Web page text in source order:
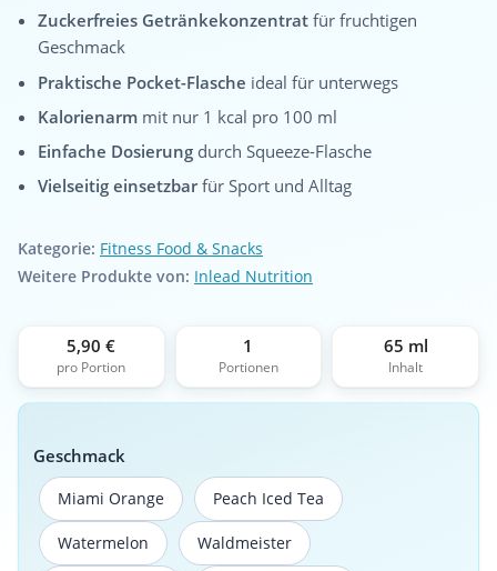
Zuckerfreies Getränkekonzentrat für fruchtigen
Geschmack
Praktische Pocket-Flasche ideal für unterwegs
Kalorienarm mit nur 1 kcal pro 100 ml
Einfache Dosierung durch Squeeze-Flasche
Vielseitig einsetzbarfür Sport und Alltag
Kategorie: Fitness Food & Snacks
Weitere Produkte von: Inlead Nutrition
5,90 €
pro Portion
1
Portionen
65 ml
Inhalt
Geschmack
Miami Orange
Miami OrangePeach Iced Tea
Peach Iced Tea
Watermelon
Watermelon Waldmeister
Waldmeister